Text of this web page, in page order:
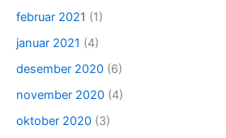
februar 2021 (1)
januar 2021 (4)
desember 2020 (6)
november 2020 (4)
oktober 2020 (3)